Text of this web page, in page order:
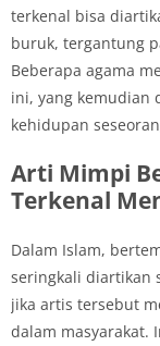
terkenal bisa
buruk, tergantung
Beberapa agama
ini, yang kemudian
kehidupan
Arti Mimpi
Terkenal
Dalam Islam,
seringkali diartikan
jika artis tersebut
dalam masyarakat.